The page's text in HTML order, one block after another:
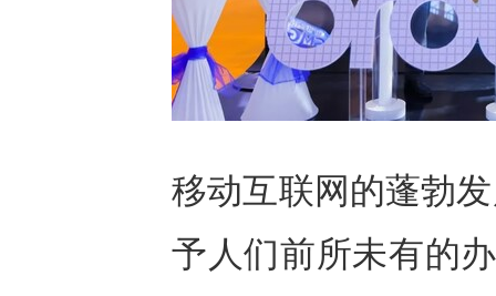
移动互联网的蓬勃
予人们前所未有的